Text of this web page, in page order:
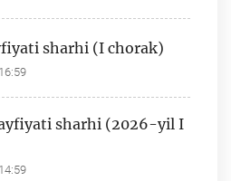
sharhi (I chorak)
sharhi (2026-yil I